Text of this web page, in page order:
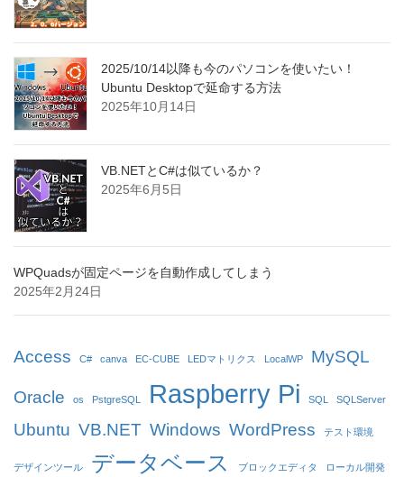
2025/10/14以降も今のパソコンを使いたい！
Ubuntu Desktopで延命する方法
2025年10月14日
VB.NETとC#は似ているか？
2025年6月5日
WPQuadsが固定ページを自動作成してしまう
2025年2月24日
Access C# canva EC-CUBE LEDマトリクス LocalWP MySQL
Oracle os PstgreSQL Raspberry Pi SQL SQLServer
Ubuntu VB.NET Windows WordPress テスト環境
デザインツール データベース ブロックエディタ ローカル開発